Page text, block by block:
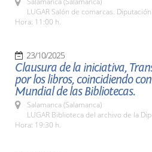
LUGAR Salón de comarcas. Diputación
Hora: 11:00 h.
23/10/2025
Clausura de la iniciativa,
por los libros, coincidiendo
Mundial de las Bibliotecas.
Salamanca (Salamanca)
LUGAR Biblioteca del archivo de la
Hora: 19:30 h.